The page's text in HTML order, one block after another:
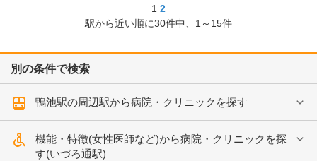
1 2
駅から近い順に30件中、 1～15件
別の条件で検索
鴨池駅の周辺駅から病院・クリニックを探す
機能・特徴(女性医師など)から病院・クリニックを探
す(いづろ通駅)